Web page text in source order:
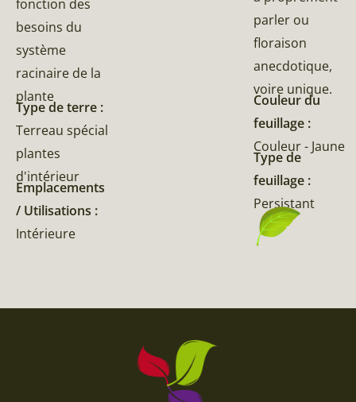
fonction des
besoins du
système
racinaire de la
plante
Type de terre :
Terreau spécial
plantes
d'intérieur
Emplacements
/ Utilisations :
Intérieure
parler ou
floraison
anecdotique,
voire unique.
Couleur du
feuillage :
Couleur - Jaune
Type de
feuillage :
Persistant